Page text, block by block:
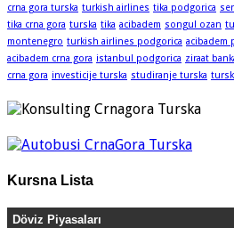
crna gora turska turkish airlines tika podgorica
tika crna gora turska tika acibadem songul ozan
montenegro turkish airlines podgorica acibadem
acibadem crna gora istanbul podgorica ziraat
crna gora investicije turska studiranje turska
Kursna Lista